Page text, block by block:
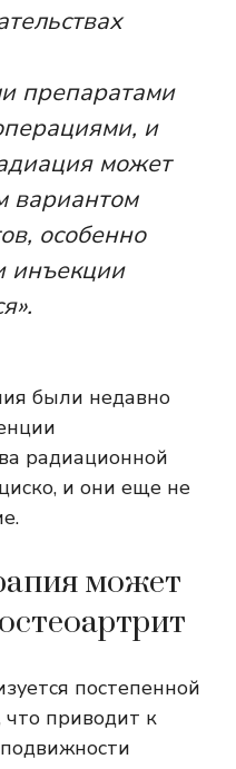
препаратами
и
может
вариантом
особенно
инъекции
были недавно
радиационной
и они еще не
может
постепенной
что приводит к